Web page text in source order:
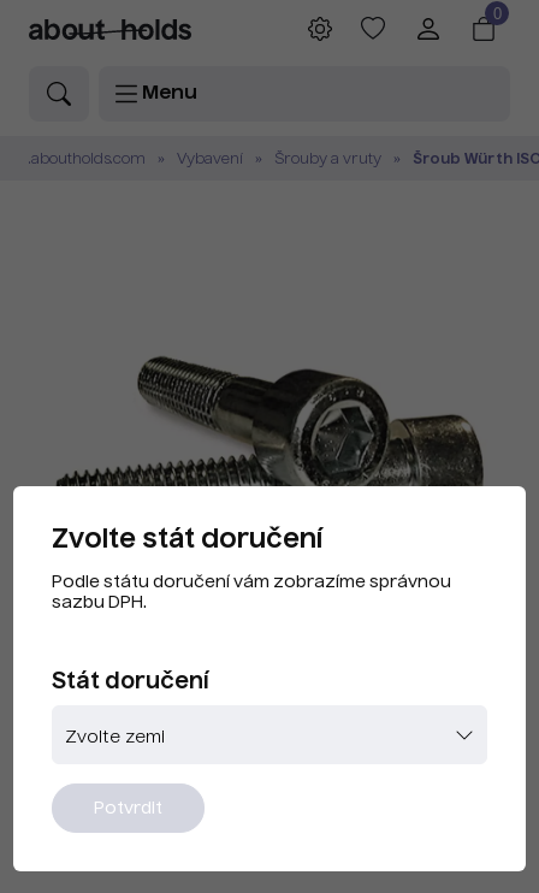
Menu
0
.aboutholds.com Vybavení Šrouby a vruty Šroub Würth
Šroub Würth ISO 4762/DIN 912 -
Zvolte stát doručení
Podle státu doručení vám zobrazíme správnou
sazbu DPH.
Stát doručení
Potvrdit